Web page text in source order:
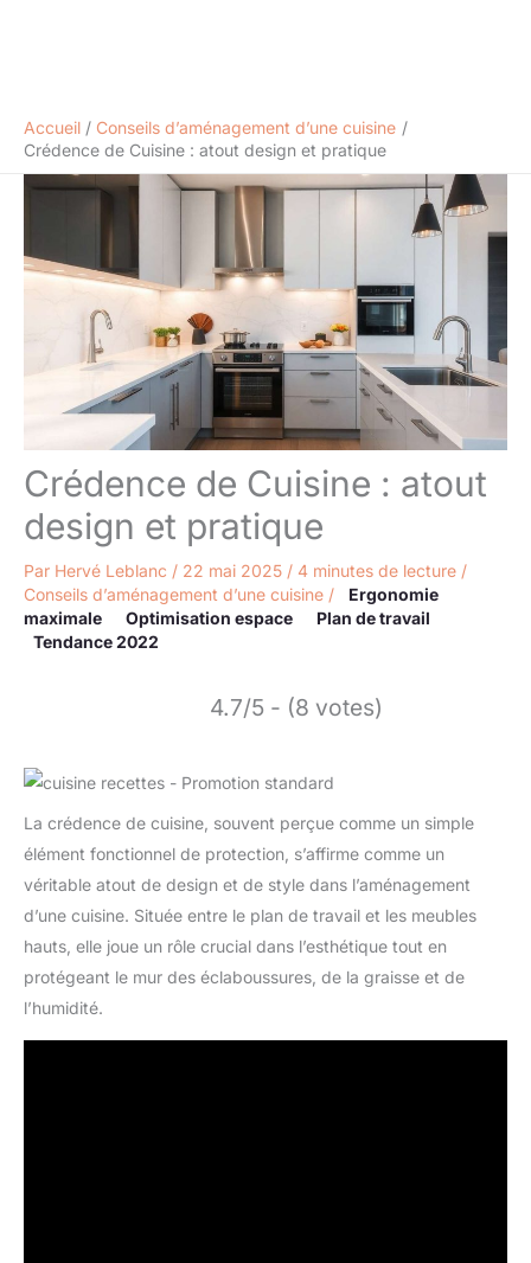
Accueil
Conseils d’aménagement d’une cuisine
Crédence de Cuisine : atout design et pratique
Crédence de Cuisine : atout
design et pratique
Par Hervé Leblanc / 22 mai 2025 / 4 minutes de lecture /
Conseils d’aménagement d’une cuisine /
Ergonomie
maximale
Optimisation espace
Plan de travail
Tendance 2022
4.7/5 - (8 votes)
La crédence de cuisine, souvent perçue comme un simple
élément fonctionnel de protection, s’affirme comme un
véritable atout de design et de style dans l’aménagement
d’une cuisine. Située entre le plan de travail et les meubles
hauts, elle joue un rôle crucial dans l’esthétique tout en
protégeant le mur des éclaboussures, de la graisse et de
l’humidité.